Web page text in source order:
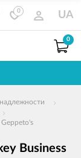
0 UA
0
Business